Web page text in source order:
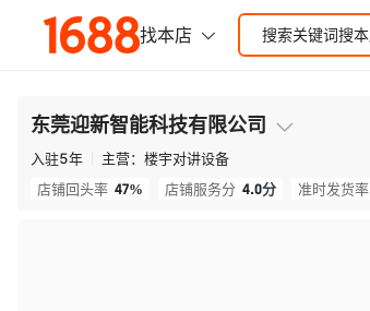
东莞迎新智能科技有限公司
入驻5年 主营： 楼宇对讲设备
店铺回头率 47% 店铺服务分 4.0分 准时发货率